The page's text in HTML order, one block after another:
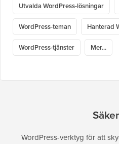
Utvalda WordPress-lösningar
WordPress-teman Hanterad
WordPress-tjänster Mer...
WordPress-verktyg för att